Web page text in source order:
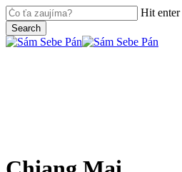
Skip
to
main
content
Hit enter
Search
Close